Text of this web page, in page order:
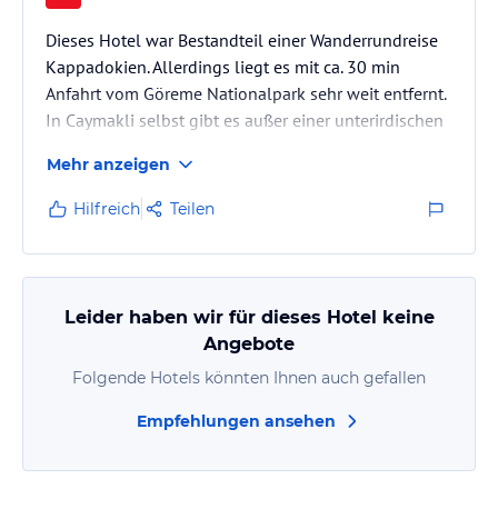
Dieses Hotel war Bestandteil einer Wanderrundreise
Kappadokien. Allerdings liegt es mit ca. 30 min
Anfahrt vom Göreme Nationalpark sehr weit entfernt.
In Caymakli selbst gibt es außer einer unterirdischen
oder andere Dinge sind nicht vorhanden. In
Anbetracht dessen, dass die Gastronomie im Hotel
eine "Vollkatastrophe" ist, war dies natürlich sehr
schlecht. Die Zimmer waren in einem recht
ordentlichen Zustand, allerdings wurde erst nach 4
Tagen (für die letzte…
Mehr anzeigen
Hilfreich Teilen
Leider haben wir für dieses Hotel keine
Angebote
Folgende Hotels könnten Ihnen auch gefallen
Empfehlungen ansehen